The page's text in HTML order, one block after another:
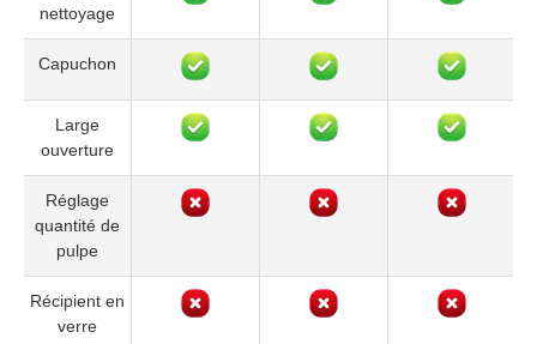
nettoyage
Capuchon
Large
ouverture
Réglage
quantité de
pulpe
Récipient en
verre